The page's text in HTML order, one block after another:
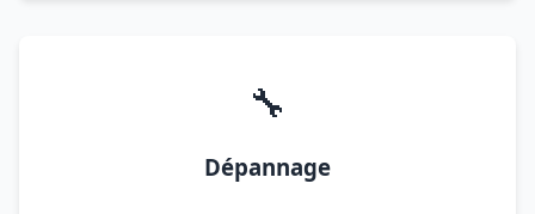
🔧
Dépannage